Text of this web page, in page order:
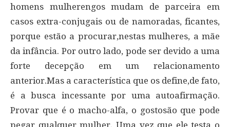
homens mulherengos mudam de parceira em
casos extra-conjugais ou de namoradas, ficantes,
porque estão a procurar,nestas mulheres, a mãe
da infância. Por outro lado, pode ser devido a uma
forte decepção em um relacionamento
anterior.Mas a característica que os define,de fato,
é a busca incessante por uma autoafirmação.
Provar que é o macho-alfa, o gostosão que pode
pegar qualquer mulher. Uma vez que ele testa o